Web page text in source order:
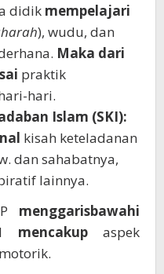
didik mempelajari
), wudu, dan
Maka dari
praktik
hari.
Islam (SKI):
kisah keteladanan
dan sahabatnya,
lainnya.
menggarisbawahi
mencakupaspek